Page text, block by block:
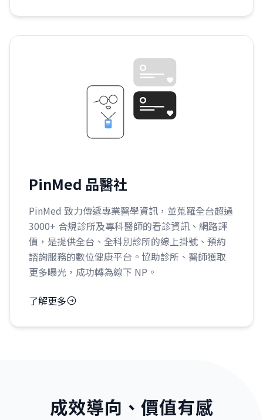
PinMed 品醫社
PinMed 致力傳遞專業醫學資訊，並蒐羅全台超過
3000+ 合規診所及專科醫師的看診資訊、網路評
價，是提供全台、全科別診所的線上掛號、預約
諮詢服務的數位健康平台。協助診所、醫師獲取
更多曝光，成功轉為線下 NP。
了解更多
成效導向、價值有感